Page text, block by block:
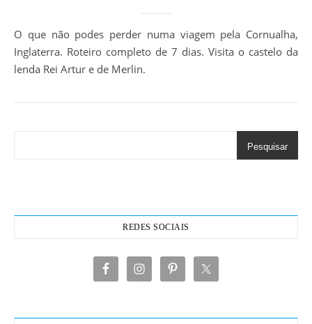
O que não podes perder numa viagem pela Cornualha,
Inglaterra. Roteiro completo de 7 dias. Visita o castelo da
lenda Rei Artur e de Merlin.
Pesquisar
REDES SOCIAIS